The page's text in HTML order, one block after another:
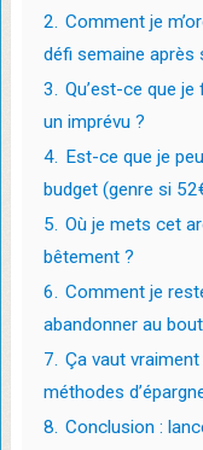
2. Comment je
défi semaine après
3. Qu’est-ce que
un imprévu ?
4. Est-ce que je
budget (genre si
5. Où je mets cet
bêtement ?
6. Comment je
abandonner au
7. Ça vaut
méthodes
8. Conclusion :